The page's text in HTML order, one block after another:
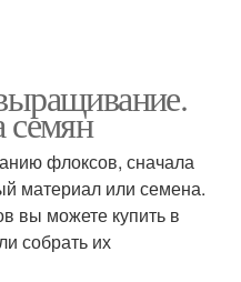
семян
флоксов, сначала
материал или семена.
вы можете купить в
собрать их